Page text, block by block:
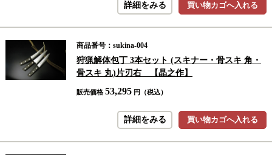
買い物カゴへ入れる
詳細をみる
商品番号：sukina-004
狩猟解体包丁 3本セット (スキナー・骨スキ 角・
骨スキ 丸)片刃右 【晶之作】
販売価格 53,295 円（税込）
買い物カゴへ入れる
詳細をみる